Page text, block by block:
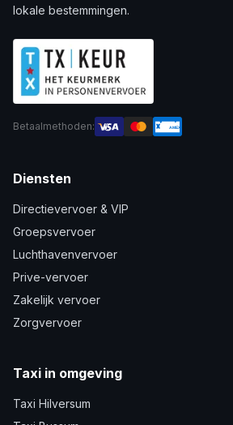
lokale bestemmingen.
Betaalmethoden: AMEX
Diensten
Directievervoer & VIP
Groepsvervoer
Luchthavenvervoer
Prive-vervoer
Zakelijk vervoer
Zorgvervoer
Taxi in omgeving
Taxi Hilversum